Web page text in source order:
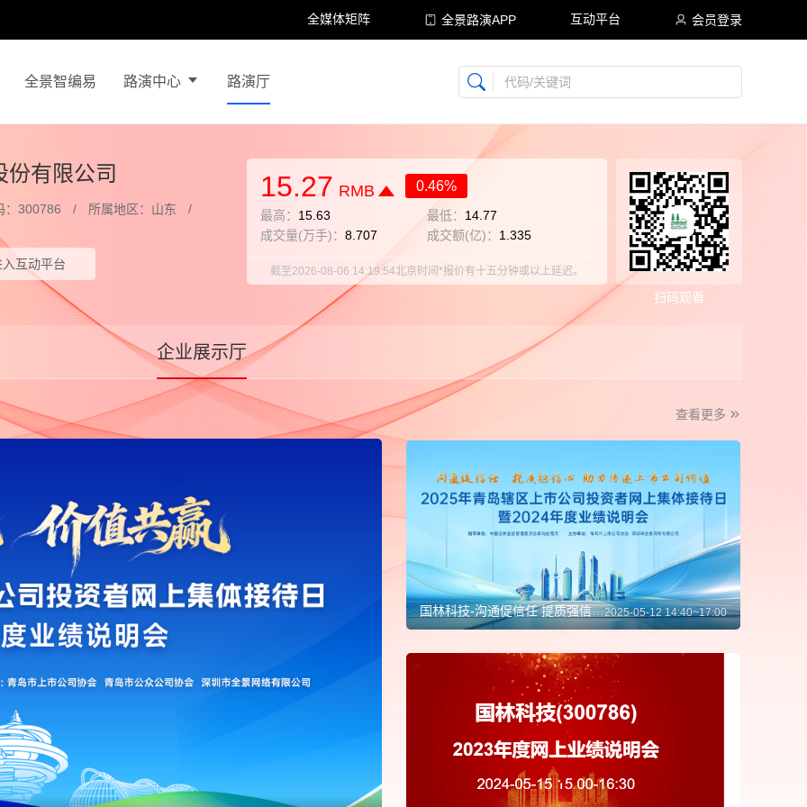
全媒体矩阵
搜狐号 同顺号 雪球号 生活号
全景路演APP 互动平台 会员登录
全景智编易 路演中心
发行路演
上市仪式
发布会
路演厅 代码/关键词
份有限公司
：300786 所属地区：山东
入互动平台
15.27 RMB 0.46%
最高： 15.63 最低： 14.77
成交量(万手)： 8.707 成交额(亿)： 1.335
截至2026-08-06 14:19:54北京时间*报价有十五分钟或以上延迟。
扫码观看
企业展示厅
查看更多
国林科技-沟通促信任 提质强信心 助力传递上市公司价值--青岛辖区上市公司投资者网上集体接待日暨2024年度业绩说明会2025-05-12 14:40~17:00